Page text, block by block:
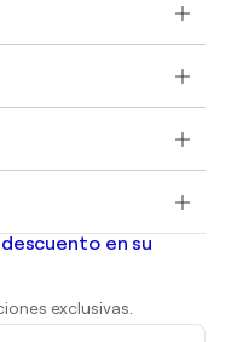
en su
exclusivas.